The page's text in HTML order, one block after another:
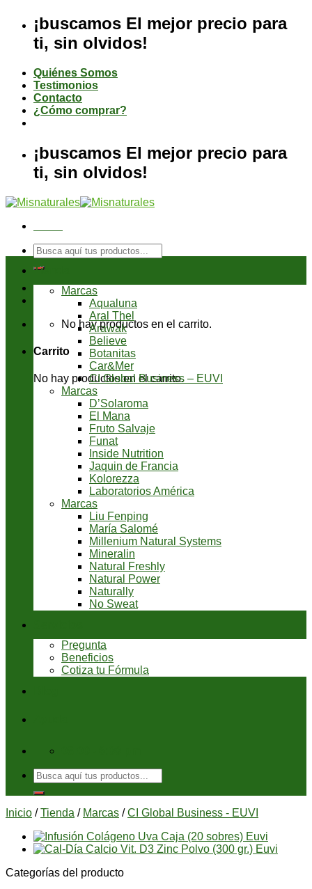
contenido
¡buscamos El mejor precio para
ti, sin olvidos!
Quiénes Somos
Testimonios
Contacto
¿Cómo comprar?
¡buscamos El mejor precio para
ti, sin olvidos!
Buscar
por:
No hay productos en el carrito.
Carrito
No hay productos en el carrito.
Tienda
Marcas
Aqualuna
Aral Thel
Arawak
Believe
Botanitas
Car&Mer
CI Global Business – EUVI
Marcas
D’Solaroma
El Mana
Fruto Salvaje
Funat
Inside Nutrition
Jaquin de Francia
Kolorezza
Laboratorios América
Marcas
Liu Fenping
María Salomé
Millenium Natural Systems
Mineralin
Natural Freshly
Natural Power
Naturally
No Sweat
Pregunta
Beneficios
Cotiza tu Fórmula
Buscar
por:
Inicio / Tienda / Marcas / CI Global Business - EUVI
Categorías del producto